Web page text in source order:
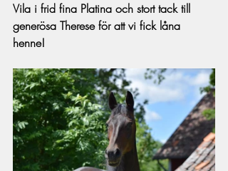
Vila i frid fina Platina och stort tack till
generösa Therese för att vi fick låna
henne!